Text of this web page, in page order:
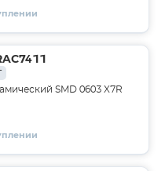
SMD 0603 X7R